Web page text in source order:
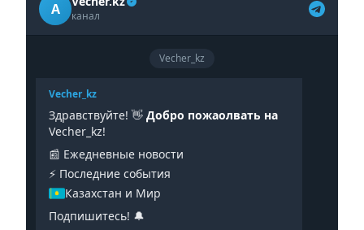
A канал
Vecher_kz
Vecher_kz
Здравствуйте! 👋 Добро пожаолвать на
Vecher_kz!
📰 Ежедневные новости
⚡️ Последние события
Казахстан и Мир
Подпишитесь! 🔔